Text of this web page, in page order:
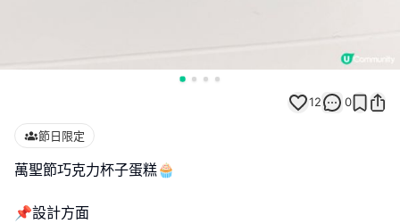
12 0
節日限定
萬聖節巧克力杯子蛋糕🧁
📌設計方面